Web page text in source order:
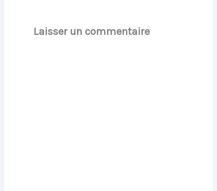
Laisser un commentaire